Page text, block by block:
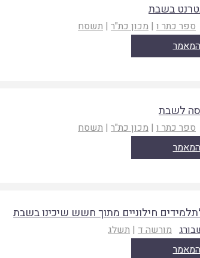
בשבת
ספר כתר ו | מכון כת"ר | תשסח
לשבת
ספר כתר ו | מכון כת"ר | תשסח
חילוניים מתוך חשש שיכינו בשבת
מורשה ד | תשלג